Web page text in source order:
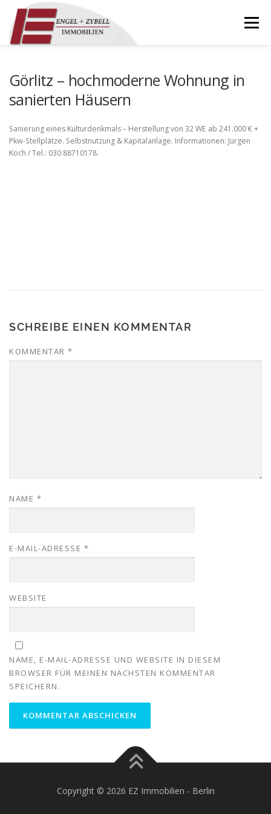
Inhalt
springen
Menü
Görlitz – hochmoderne Wohnung in
sanierten Häusern
Sanierung eines Kulturdenkmals – Herstellung von 32 WE ab 241.000 € +
Pkw-Stellplätze. Selbstnutzung & Kapitalanlage. Informationen: Jürgen
Koch / Tel.: 030 88710178.
SCHREIBE EINEN KOMMENTAR
KOMMENTAR *
NAME *
E-MAIL-ADRESSE *
WEBSITE
NAME, E-MAIL-ADRESSE UND WEBSITE IN DIESEM
BROWSER FÜR MEINEN NÄCHSTEN KOMMENTAR
SPEICHERN.
Copyright © 2026 EZ Immobilien - Berlin